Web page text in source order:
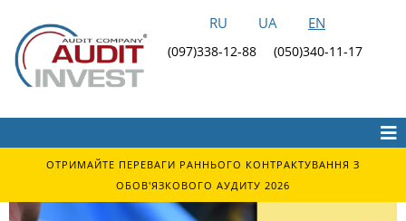
RU UA EN
(097)338-12-88 (050)340-11-17
ОТРИМАЙТЕ ПЕРЕВАГИ РАННЬОГО КОНТРАКТУВАННЯ З
ОБОВ'ЯЗКОВОГО АУДИТУ 2026